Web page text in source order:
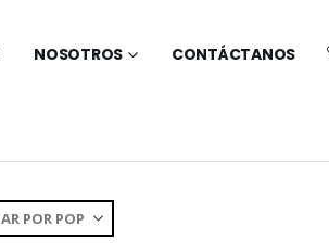
NOSOTROS CONTÁCTANOS